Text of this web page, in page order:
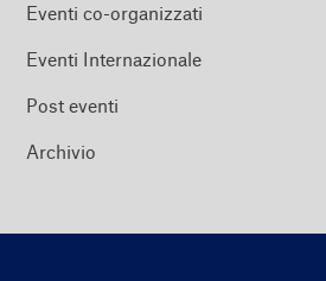
Eventi co-organizzati
Eventi Internazionale
Post eventi
Archivio